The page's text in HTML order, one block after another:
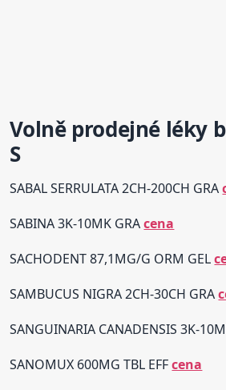
Volně prodejné léky
S
SABAL SERRULATA 2CH-200CH GRA
SABINA 3K-10MK GRAcena
SACHODENT 87,1MG/G ORM GEL
SAMBUCUS NIGRA 2CH-30CH GRA
SANGUINARIA CANADENSIS 3K-
SANOMUX 600MG TBL EFFcena